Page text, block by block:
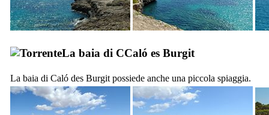
La baia di CCaló es Burgit
La baia di Caló des Burgit possiede anche una piccola spiaggia.